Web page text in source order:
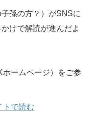
孫の方？）がSNSに
けで解読が進んだよ
ームページ）をご参
トで読む